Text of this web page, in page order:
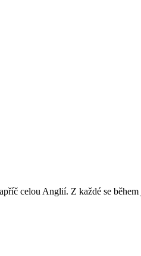
celou Anglií. Z každé se